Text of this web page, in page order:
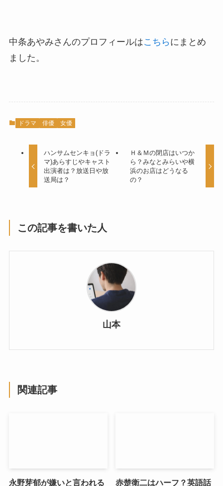
中条あやみさんのプロフィールはこちら にまとめ
ました。
ドラマ 俳優 女優
ハンサムセンキョ(ドラ
マ)あらすじやキャスト
出演者は？放送日や放
送局は？
Ｈ＆Ｍの閉店はいつか
ら？みなとみらいや横
浜のお店はどうなる
の？
この記事を書いた人
山本
関連記事
永野芽郁が嫌いと言われる 赤楚衛二はハーフ？英語話